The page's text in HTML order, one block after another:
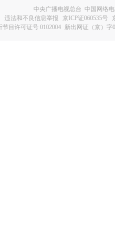
中央广播电视总台 中国网络
违法和不良信息举报
京ICP证060535号
节目许可证号 0102004 新出网证（京）